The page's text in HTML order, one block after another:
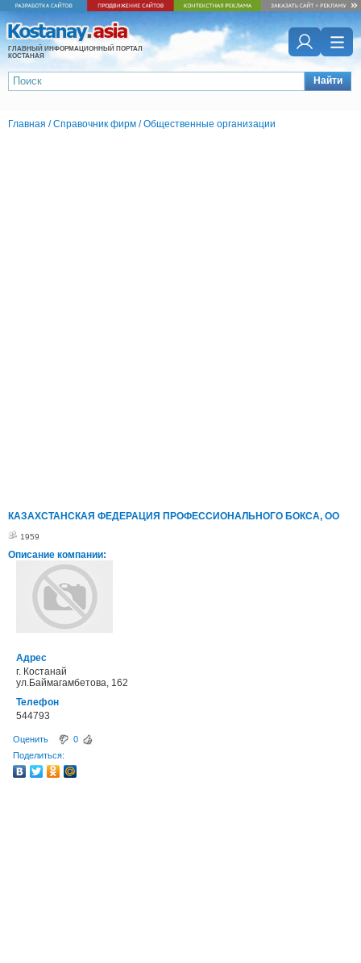
ГЛАВНЫЙ ИНФОРМАЦИОННЫЙ ПОРТАЛ
КОСТАНАЯ
Найти
Главная /Справочник фирм /Общественные организации
КАЗАХСТАНСКАЯ ФЕДЕРАЦИЯ ПРОФЕССИОНАЛЬНОГО БОКСА, ОО
1959
Описание компании:
Адрес
г. Костанай
ул.Баймагамбетова, 162
Телефон
544793
Оценить
0
Поделиться: